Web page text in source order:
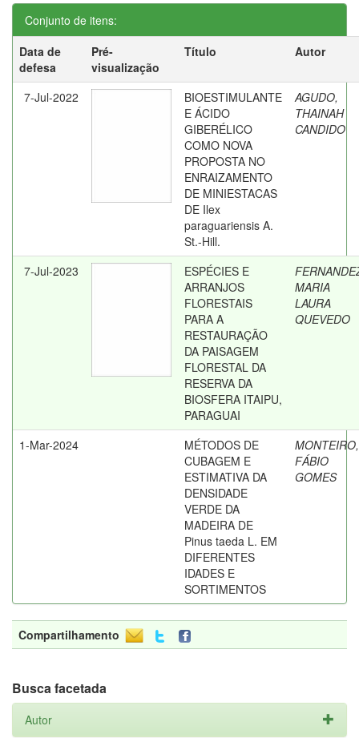
Conjunto de itens:
Data de
defesa
Pré-
visualização
Título Autor
7-Jul-2022
BIOESTIMULANTE
E ÁCIDO
GIBERÉLICO
COMO NOVA
PROPOSTA NO
ENRAIZAMENTO
DE MINIESTACAS
DE Ilex
paraguariensis A.
St.-Hill.
AGUDO,
THAINAH
CANDIDO
7-Jul-2023
ESPÉCIES E
ARRANJOS
FLORESTAIS
PARA A
RESTAURAÇÃO
DA PAISAGEM
FLORESTAL DA
RESERVA DA
BIOSFERA ITAIPU,
PARAGUAI
MARIA
LAURA
QUEVEDO
1-Mar-2024
MÉTODOS DE
CUBAGEM E
ESTIMATIVA DA
DENSIDADE
VERDE DA
MADEIRA DE
Pinus taeda L. EM
DIFERENTES
IDADES E
SORTIMENTOS
MONTEIRO,
FÁBIO
GOMES
Compartilhamento
Busca facetada
Autor